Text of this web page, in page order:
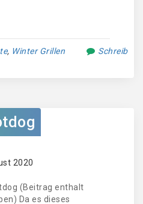
, Winter Grillen
Schreib
2020
(Beitrag enthalt
Da es dieses